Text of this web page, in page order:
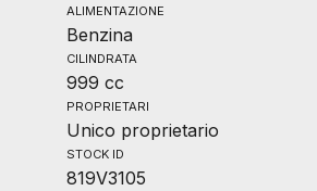
ALIMENTAZIONE
Benzina
CILINDRATA
999 cc
PROPRIETARI
Unico proprietario
STOCK ID
819V3105